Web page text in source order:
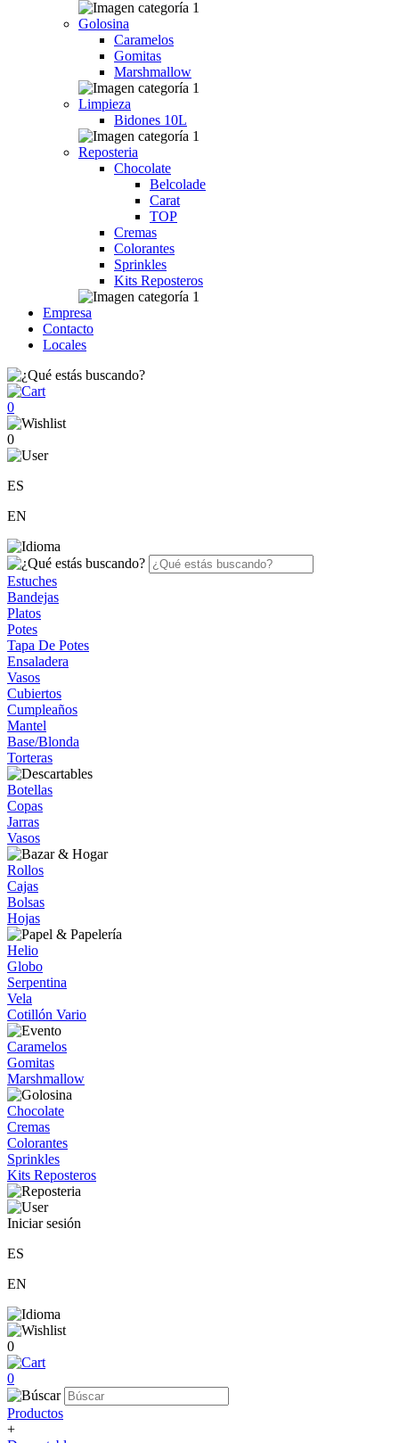
Golosina
Caramelos
Gomitas
Marshmallow
Limpieza
Bidones 10L
Reposteria
Chocolate
Belcolade
Carat
TOP
Cremas
Colorantes
Sprinkles
Kits Reposteros
Empresa
Contacto
Locales
0
0
ES
EN
Estuches
Bandejas
Platos
Potes
Tapa De Potes
Ensaladera
Vasos
Cubiertos
Cumpleaños
Mantel
Base/Blonda
Torteras
Botellas
Copas
Jarras
Vasos
Rollos
Cajas
Bolsas
Hojas
Helio
Globo
Serpentina
Vela
Cotillón Vario
Caramelos
Gomitas
Marshmallow
Chocolate
Cremas
Colorantes
Sprinkles
Kits Reposteros
Iniciar sesión
ES
EN
0
0
Productos
+